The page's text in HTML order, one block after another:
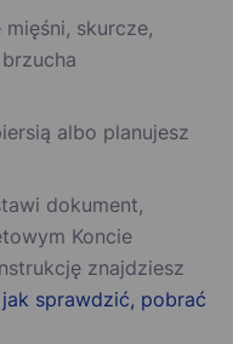
skurcze,
albo planujesz
dokument,
Koncie
znajdziesz
sprawdzić, pobrać